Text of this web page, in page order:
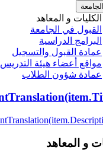
الكليات و المعاهد
القبول في الجامعة
البرامج الدراسية
عمادة القبول والتسجيل
مواقع أعضاء هيئة التدريس
عمادة شؤون الطلاب
و المعاهد